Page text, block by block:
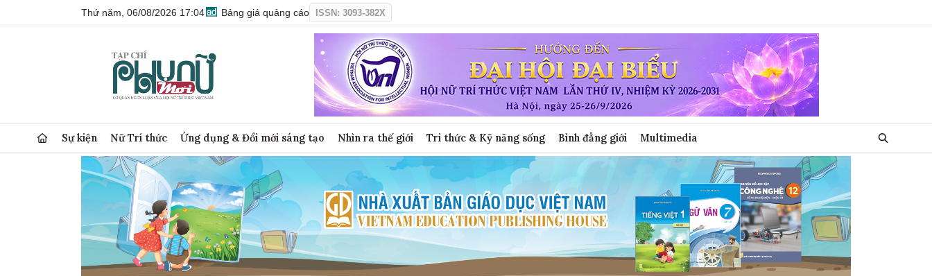
Thứ năm, 06/08/2026 17:04 Bảng giá quảng cáo ISSN: 3093-382X
Sự kiện Nữ Trí thức Ứng dụng & Đổi mới sáng tạo Nhìn ra thế giới Tri thức & Kỹ năng sống Bình đẳng giới Multimedia